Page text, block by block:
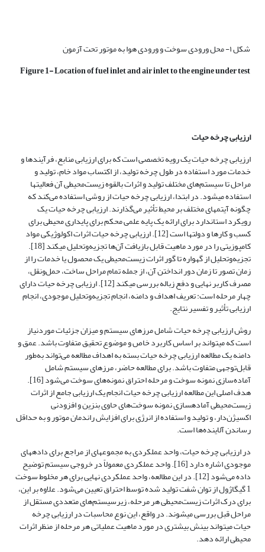
شکل ۱- محل ورودی سوخت و ورودی هوا به موتور تحت آزمون
Figure 1- Location of fuel inlet and air inlet to the engine under test
ارزیابی چرخه حیات
ارزیابی چرخه حیات یک رویه تخصصی است که برای ارزیابی منابع، فرآیندها و
خدمات مورد استفاده در طول چرخه تولید، از اکتساب مواد خام، تولید و
مراحل تا سیستم‌های مختلف تولید و اثرات بالقوه زیست‌محیطی آن فعالیت­ها
استفاده می­شود. در ابتدا، ارزیابی چرخه حیات از روشی استفاده می‌کند که
چگونه آیتم­های مختلف بر محیط تأثیر می‌گذارند. ارزیابی چرخه حیات یک
رویکرد استاندارد برای ارائه یک پایه علمی محکم برای پایداری محیطی برای
کسب و کارها و دولت­ها است [12]. ارزیابی چرخه حیات اثرات اکولوژیکی مواد
کامپوزیتی را در مورد ماهیت قابل بازیافت آن‌ها تجزیه‌وتحلیل می­کند [18].
تجزیه‌وتحلیل از گهواره تا گور اثرات زیست‌محیطی یک محصول یا خدمات را از
زمان تصور تا زمان دور انداختن آن، از جمله تمام مراحل ساخت، حمل‌ونقل،
مصرف کاربر نهایی و دفع زباله بررسی می­کند [12]. ارزیابی چرخه حیات دارای
چهار مرحله است: تعریف اهداف و دامنه، انجام تجزیه‌وتحلیل موجودی، انجام
ارزیابی تأثیر و تفسیر نتایج.
روش ارزیابی چرخه حیات شامل مرزهای سیستم و میزان جزئیات موردنیاز
است که می­تواند بر اساس کاربرد خاص و موضوع تحقیق متفاوت باشد. عمق و
دامنه یک مطالعه ارزیابی چرخه حیات بسته به اهداف مطالعه می‌تواند به‌طور
قابل‌توجهی متفاوت باشد. برای مطالعه حاضر، مرزهای سیستم شامل
آماده‌سازی نمونه سوخت و مرحله احتراق نمونه‌های سوخت می‌شود [16].
هدف اصلی این مطالعه ارزیابی چرخه حیات انجام یک ارزیابی جامع از اثرات
زیست‌محیطی آماده­سازی نمونه سوخت‌های حاوی بنزین و افزودنی
اکسیژن‌دار، و تولید و استفاده از انرژی برای افزایش راندمان موتور و به حداقل
رساندن آلاینده‌ها است.
در ارزیابی چرخه حیات، واحد عملکردی به مجموعه­ای از مراجع برای داده­های
موجودی اشاره دارد [16]. واحد عملکردی معمولاً در خروجی سیستم توضیح
داده می‌شود [12]. در این مطالعه، واحد عملکردی نهایی برای هر مخلوط سوخت
1 گیگاژول از توان شفت تولید شده توسط احتراق تعیین می‌شود. علاوه بر این،
برای درک اثرات زیست‌محیطی هر مرحله، زیرسیستم‌های متعددی مستقل از
مراحل قبل بررسی می­شوند. در واقع، این نوع محاسبات در ارزیابی چرخه
حیات می­تواند بینش بیشتری در مورد ماهیت عملیاتی هر مرحله از منظر اثرات
محیطی ارائه دهد.